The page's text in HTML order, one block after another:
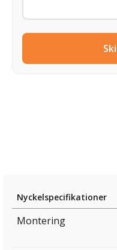
Nyckelspecifikationer
Montering